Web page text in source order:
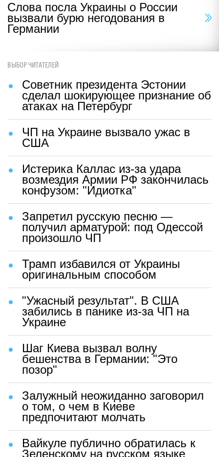
Слова посла Украины о России
вызвали бурю негодования в
Германии
ВЫБОР ЧИТАТЕЛЕЙ
Советник президента Эстонии
сделал шокирующее признание об
атаках на Петербург
ЧП на Украине вызвало ужас в
США
Истерика Каллас из-за удара
возмездия Армии РФ закончилась
конфузом: "Идиотка"
Запретил русскую песню —
получил арматурой: под Одессой
произошло ЧП
Трамп избавился от Украины
оригинальным способом
"Ужасный результат". В США
забились в панике из-за ЧП на
Украине
Шаг Киева вызвал волну
бешенства в Германии: "Это
позор"
Залужный неожиданно заговорил
о том, о чем в Киеве
предпочитают молчать
Вайкуле публично обратилась к
Зеленскому на русском языке